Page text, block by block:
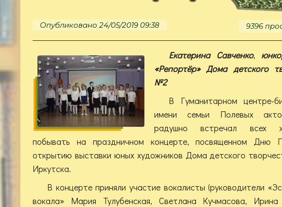
Опубликовано 24/05/2019 09:38 9396
Екатерина Савченко,
«Репортёр» Дома детского
№2
В Гуманитарном центре-
имени семьи Полевых
радушно встречал всех
побывать на праздничном концерте, посвященном Дню
открытию выставки юных художников Дома детского
Иркутска.
В концерте приняли участие вокалисты (руководители
вокала» Мария Тулубенская, Светлана Кучмасова, Ирина